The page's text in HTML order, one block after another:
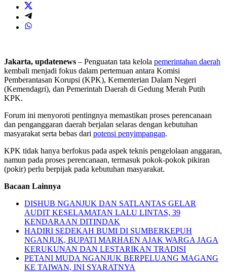
Jakarta, updatenews – Penguatan tata kelola pemerintahan daerah
kembali menjadi fokus dalam pertemuan antara Komisi
Pemberantasan Korupsi (KPK), Kementerian Dalam Negeri
(Kemendagri), dan Pemerintah Daerah di Gedung Merah Putih
KPK.
Forum ini menyoroti pentingnya memastikan proses perencanaan
dan penganggaran daerah berjalan selaras dengan kebutuhan
masyarakat serta bebas dari potensi penyimpangan.
KPK tidak hanya berfokus pada aspek teknis pengelolaan anggaran,
namun pada proses perencanaan, termasuk pokok-pokok pikiran
(pokir) perlu berpijak pada kebutuhan masyarakat.
Bacaan Lainnya
DISHUB NGANJUK DAN SATLANTAS GELAR
AUDIT KESELAMATAN LALU LINTAS, 39
KENDARAAN DITINDAK
HADIRI SEDEKAH BUMI DI SUMBERKEPUH
NGANJUK, BUPATI MARHAEN AJAK WARGA JAGA
KERUKUNAN DAN LESTARIKAN TRADISI
PETANI MUDA NGANJUK BERPELUANG MAGANG
KE TAIWAN, INI SYARATNYA